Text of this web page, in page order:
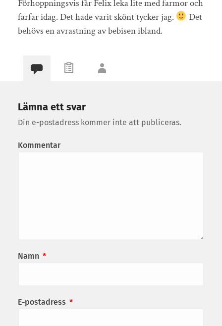
Förhoppningsvis får Felix leka lite med farmor och
farfar idag. Det hade varit skönt tycker jag.
Det
behövs en avrastning av bebisen ibland.
Lämna ett svar
Din e-postadress kommer inte att publiceras.
Kommentar
Namn *
E-postadress *